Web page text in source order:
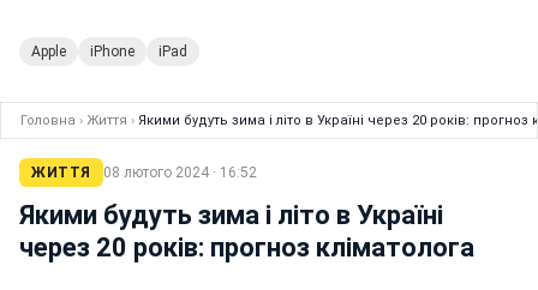
Apple iPhone iPad
Головна › Життя › Якими будуть зима і літо в Україні через 20 років: прогноз
ЖИТТЯ 08 лютого 2024 · 16:52
Якими будуть зима і літо в Україні
через 20 років: прогноз кліматолога